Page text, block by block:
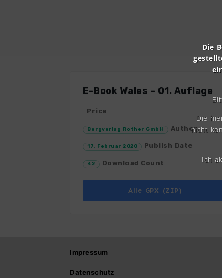
E-Book Wales – 01. Auflage
Price
Bergverlag Rother GmbH Author
17. Februar 2020 Publish Date
42 Download Count
Alle GPX (ZIP)
Impressum
Datenschutz
Die
Die
nicht
Ich